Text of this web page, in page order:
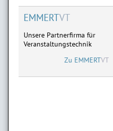
09.09.2027 Göttingen
EMMERTVT
Unsere Partnerfirma für
Veranstaltungstechnik
Zu EMMERTVT